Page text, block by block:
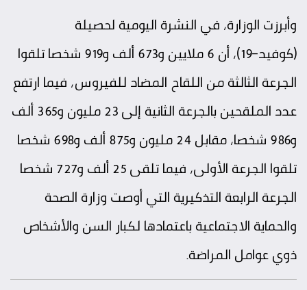
وأبرزت الوزارة، في النشرة اليومية لحصيلة
(كوفيد-19)، أن 6 ملايين و673 ألف و919 شخصا تلقوا
الجرعة الثالثة من اللقاح المضاد للفيروس، فيما ارتفع
عدد الملقحين بالجرعة الثانية إلى 23 مليون و365 ألف
و986 شخصا، مقابل 24 مليون و875 ألف و698 شخصا
تلقوا الجرعة الأولى، فيما تلقى 25 ألف و727 شخصا
الجرعة الرابعة التذكيرية التي أوصت وزارة الصحة
والحماية الاجتماعية باعتمادها لكبار السن والأشخاص
ذوي عوامل المراضة.